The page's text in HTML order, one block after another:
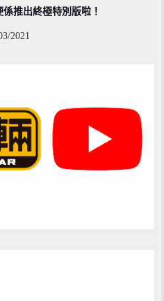
係推出終極特別版啦！
2021